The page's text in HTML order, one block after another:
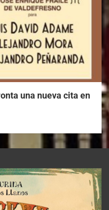
una nueva cita en